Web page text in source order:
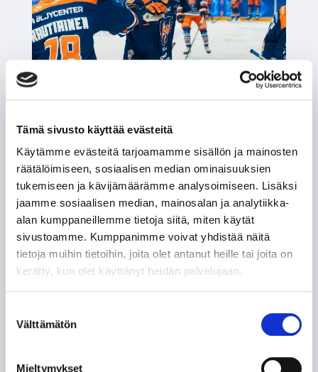
Tämä sivusto käyttää evästeitä
Käytämme evästeitä tarjoamamme sisällön ja mainosten
räätälöimiseen, sosiaalisen median ominaisuuksien
tukemiseen ja kävijämäärämme analysoimiseen. Lisäksi
jaamme sosiaalisen median, mainosalan ja analytiikka-
alan kumppaneillemme tietoja siitä, miten käytät
sivustoamme. Kumppanimme voivat yhdistää näitä
tietoja muihin tietoihin, joita olet antanut heille tai joita on
kerätty, kun olet käyttänyt heidän palvelujaan.
valinta
Välttämätön
Mieltymykset
Oliver Suvannolle NHL-sopimus
UUTISET |14.07.2026 19:09
todennäköisesti ensi kaudella
Tappara-paidassa.
Kesähaastattelussa paluumuuttaja